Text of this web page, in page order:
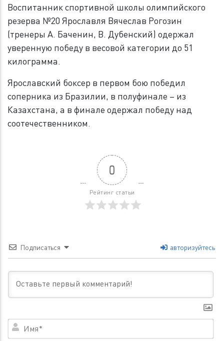
Воспитанник спортивной школы олимпийского
резерва №20 Ярославля Вячеслав Рогозин
(тренеры А. Баченин, В. Дубенский) одержал
уверенную победу в весовой категории до 51
килограмма.
Ярославский боксер в первом бою победил
соперника из Бразилии, в полуфинале – из
Казахстана, а в финале одержал победу над
соотечественником.
0
Рейтинг статьи
Подписаться авторизуйтесь